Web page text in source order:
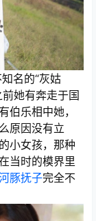
名的“灰姑
她有奔走于国
伯乐相中她，
原因没有立
小女孩，那种
当时的模界里
豚抚子完全不